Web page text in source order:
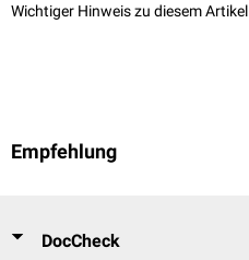
Wichtiger Hinweis zu diesem Artikel
Empfehlung
DocCheck